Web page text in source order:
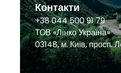
Контакти
+38 044 500 91 79
ТОВ «Лінко Україна»
03148, м. Київ, просп.